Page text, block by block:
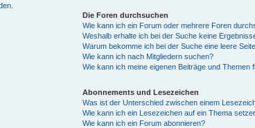
Die Foren durchsuchen
Wie kann ich ein Forum oder mehrere Foren
Weshalb erhalte ich bei der Suche keine
Warum bekomme ich bei der Suche eine leere
Wie kann ich nach Mitgliedern suchen?
Wie kann ich meine eigenen Beiträge und Themen
Abonnements und Lesezeichen
Was ist der Unterschied zwischen einem
Wie kann ich ein Lesezeichen auf ein Thema
Wie kann ich ein Forum abonnieren?